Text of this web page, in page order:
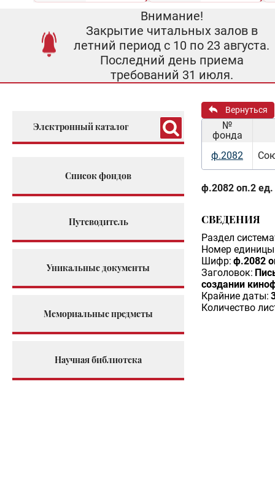
Внимание!
Закрытие читальных залов в
летний период с 10 по 23 августа.
Последний день приема
требований 31 июля.
Электронный каталог
Список фондов
Путеводитель
Уникальные документы
Мемориальные предметы
Научная библиотека
Вернуться
№
фонда
ф.2082
ф.2082 оп.2 ед.
СВЕДЕНИЯ
Раздел
Номер единицы
Шифр: ф.2082
Заголовок:
создании
Крайние даты:
Количество